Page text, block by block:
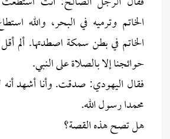
الخاتم وترميه في البحر، والله
الخاتم في بطن سمكة اصطدتها. ألم
حوائجنا إلا بالصلاة على النبي.
فقال اليهودي: صدقت. وأنا أشهد أنه
محمدا رسول الله.
هل تصح هذه القصة؟